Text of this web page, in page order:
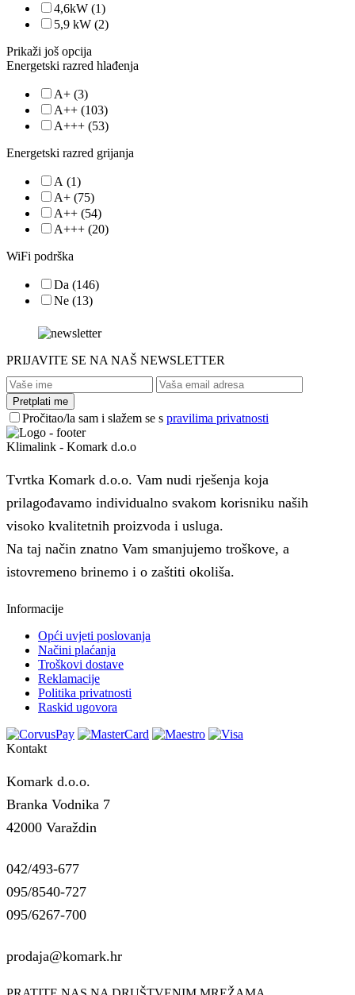
4,6kW (1)
5,9 kW (2)
Prikaži još opcija
Energetski razred hlađenja
A+ (3)
A++ (103)
A+++ (53)
Energetski razred grijanja
A (1)
A+ (75)
A++ (54)
A+++ (20)
WiFi podrška
Da (146)
Ne (13)
PRIJAVITE SE NA NAŠ NEWSLETTER
Pročitao/la sam i slažem se s pravilima privatnosti
Klimalink - Komark d.o.o
Tvrtka Komark d.o.o. Vam nudi rješenja koja
prilagođavamo individualno svakom korisniku naših
visoko kvalitetnih proizvoda i usluga.
Na taj način znatno Vam smanjujemo troškove, a
istovremeno brinemo i o zaštiti okoliša.
Informacije
Opći uvjeti poslovanja
Načini plaćanja
Troškovi dostave
Reklamacije
Politika privatnosti
Raskid ugovora
Kontakt
Komark d.o.o.
Branka Vodnika 7
42000 Varaždin
042/493-677
095/8540-727
095/6267-700
prodaja@komark.hr